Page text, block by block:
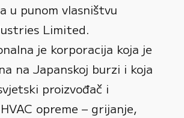
u punom vlasništvu
Limited.
je korporacija koja je
na Japanskoj burzi i koja
proizvođač i
opreme – grijanje,